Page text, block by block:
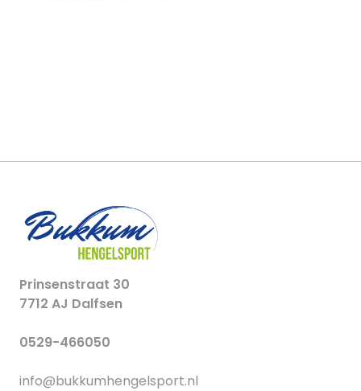
Prinsenstraat 30
7712 AJ Dalfsen
0529-466050
info@bukkumhengelsport.nl